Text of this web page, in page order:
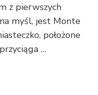
z pierwszych
myśl, jest Monte
położone
…